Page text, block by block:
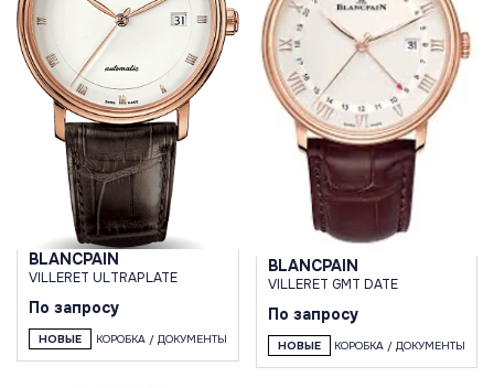
BLANCPAIN
VILLERET ULTRAPLATE
По запросу
НОВЫЕ КОРОБКА / ДОКУМЕНТЫ
BLANCPAIN
VILLERET GMT DATE
По запросу
НОВЫЕ КОРОБКА / ДОКУМЕНТЫ